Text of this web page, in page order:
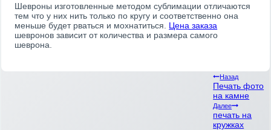
Шевроны изготовленные методом сублимации отличаются
тем что у них нить только по кругу и соответственно она
меньше будет рваться и мохнатиться. Цена заказа
шевронов зависит от количества и размера самого
шеврона.
Назад
Печать фото
на камне
Далее
печать на
кружках